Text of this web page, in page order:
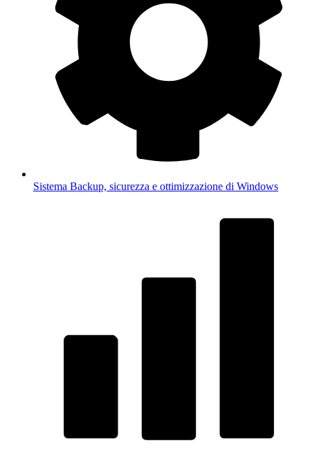
Sistema Backup, sicurezza e ottimizzazione di Windows